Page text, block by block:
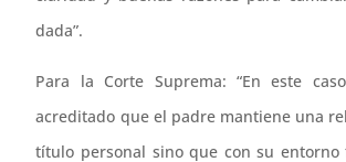
dada”.
Para la Corte Suprema: “En este
acreditado que el padre mantiene una
título personal sino que con su entorno